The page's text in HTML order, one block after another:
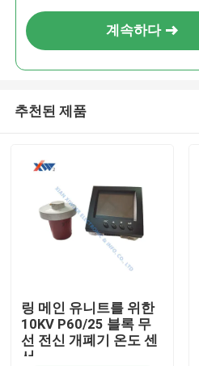
계속하다
추천된 제품
링 메인 유니트를 위한
10KV P60/25 블록 무
선 전신 개폐기 온도 센
서